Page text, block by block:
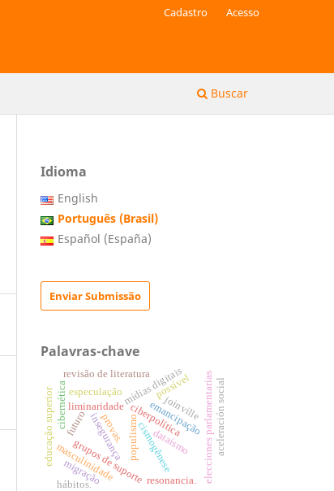
Buscar
Cadastro Acesso
Idioma
English
Português (Brasil)
Español (España)
Enviar Submissão
Palavras-chave
insegurança emancipação
cismogênese
liminaridademídias digitais
cibernética ciberpolítica
populismo
grupos de suporte elecciones parlamentarias
futuro
especulação possível
revisão de literatura
dataísmo
masculinidade
migração
aceleración social
resonancia.
joinville
educação superior provas.
hábitos.